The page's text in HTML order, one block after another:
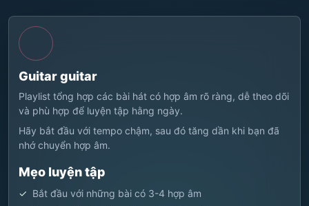
Guitar guitar
Playlist tổng hợp các bài hát có hợp âm rõ ràng, dễ theo dõi
và phù hợp để luyện tập hằng ngày.
Hãy bắt đầu với tempo chậm, sau đó tăng dần khi bạn đã
nhớ chuyển hợp âm.
Mẹo luyện tập
Bắt đầu với những bài có 3-4 hợp âm